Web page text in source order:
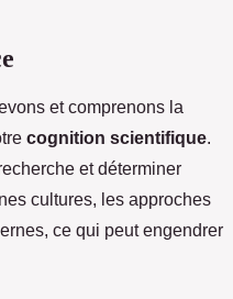
et comprenons la
cognition scientifique.
et déterminer
cultures, les approches
ce qui peut engendrer